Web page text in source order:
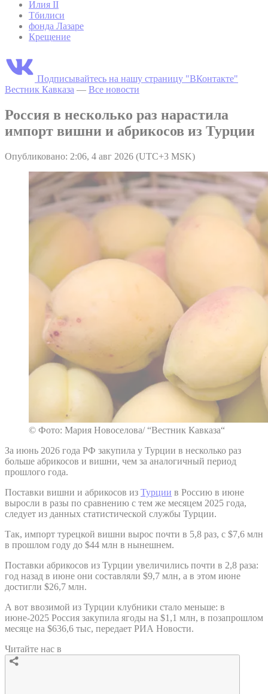
Илия II
Тбилиси
фонда Лазаре
Крещение
Подписывайтесь на нашу страницу "ВКонтакте"
Вестник Кавказа — Все новости
Россия в несколько раз нарастила
импорт вишни и абрикосов из Турции
Опубликовано: 2:06, 4 авг 2026 (UTC+3 MSK)
© Фото: Мария Новоселова/ “Вестник Кавказа“
За июнь 2026 года РФ закупила у Турции в несколько раз
больше абрикосов и вишни, чем за аналогичный период
прошлого года.
Поставки вишни и абрикосов из Турции в Россию в июне
выросли в разы по сравнению с тем же месяцем 2025 года,
следует из данных статистической службы Турции.
Так, импорт турецкой вишни вырос почти в 5,8 раз, с $7,6 млн
в прошлом году до $44 млн в нынешнем.
Поставки абрикосов из Турции увеличились почти в 2,8 раза:
год назад в июне они составляли $9,7 млн, а в этом июне
достигли $26,7 млн.
А вот ввозимой из Турции клубники стало меньше: в
июне-2025 Россия закупила ягоды на $1,1 млн, в позапрошлом
месяце на $636,6 тыс, передает РИА Новости.
Читайте нас в